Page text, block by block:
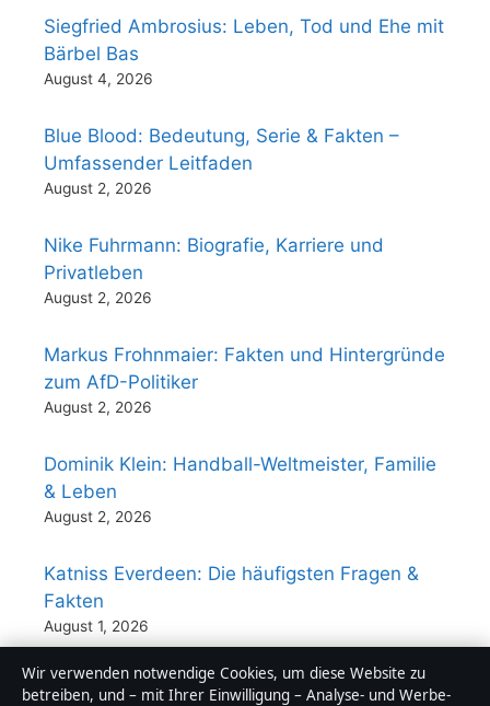
Siegfried Ambrosius: Leben, Tod und Ehe mit
Bärbel Bas
August 4, 2026
Blue Blood: Bedeutung, Serie & Fakten –
Umfassender Leitfaden
August 2, 2026
Nike Fuhrmann: Biografie, Karriere und
Privatleben
August 2, 2026
Markus Frohnmaier: Fakten und Hintergründe
zum AfD-Politiker
August 2, 2026
Dominik Klein: Handball-Weltmeister, Familie
& Leben
August 2, 2026
Katniss Everdeen: Die häufigsten Fragen &
Fakten
August 1, 2026
Wir verwenden notwendige Cookies, um diese Website zu
betreiben, und – mit Ihrer Einwilligung – Analyse- und Werbe-